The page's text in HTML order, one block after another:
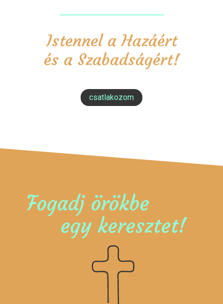
Istennel a Hazáért
és a Szabadságért!
csatlakozom
Fogadj örökbe
egy keresztet!